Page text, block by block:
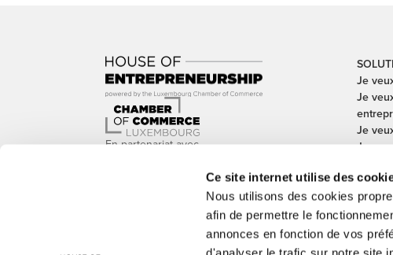
Ce site internet utilise des
Nous utilisons des cookies
afin de permettre le
annonces en fonction de vos
En partenariat avec
Je
Je
Je
Je
Je
Je